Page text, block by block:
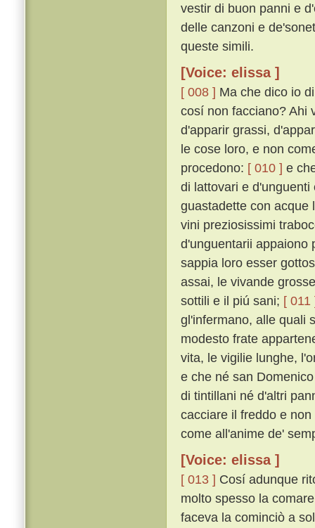
vestir di buon panni e
delle canzoni e
queste simili.
[Voice: elissa ]
[ 008 ] Ma che dico io
cosí non facciano? Ahi
d'apparir grassi,
le cose loro, e non
procedono: [ 010 ] e
di lattovari e
guastadette con acque
vini preziosissimi
d'unguentarii appaiono
sappia loro esser
assai, le vivande
sottili e il piú sani; [ 011
gl'infermano, alle quali
modesto frate
vita, le vigilie lunghe,
e che né san
di tintillani né d'altri
cacciare il freddo e
come all'anime de'
[Voice: elissa ]
[ 013 ] Cosí adunque
molto spesso la
faceva la cominciò a